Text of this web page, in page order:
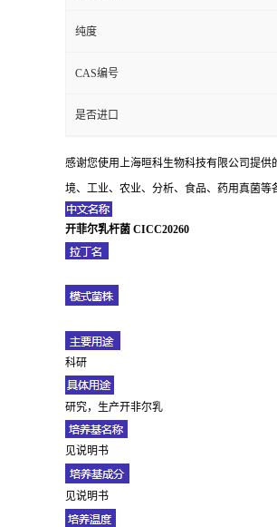
纯度
CAS编号
是否进口
感谢您使用上海晅科生物科技有限公司提
境、工业、农业、分析、食品、药用真菌等
开菲尔乳杆菌 CICC20260
科研
研究，生产开非尔乳
见说明书
见说明书